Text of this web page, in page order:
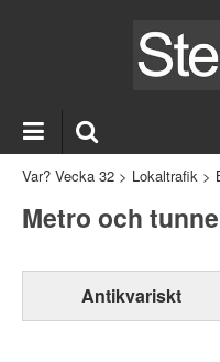
Var? Vecka 32 > Lokaltrafik >
Metro och
Antikvariskt